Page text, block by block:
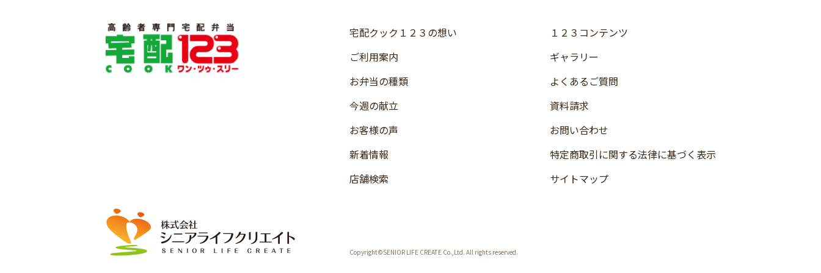
宅配クック１２３の想い
ご利用案内
お弁当の種類
今週の献立
お客様の声
新着情報
店舗検索
１２３コンテンツ
ギャラリー
よくあるご質問
資料請求
お問い合わせ
特定商取引に関する法律に基づく表示
サイトマップ
Copyright©SENIOR LIFE CREATE Co.,Ltd. All rights reserved.